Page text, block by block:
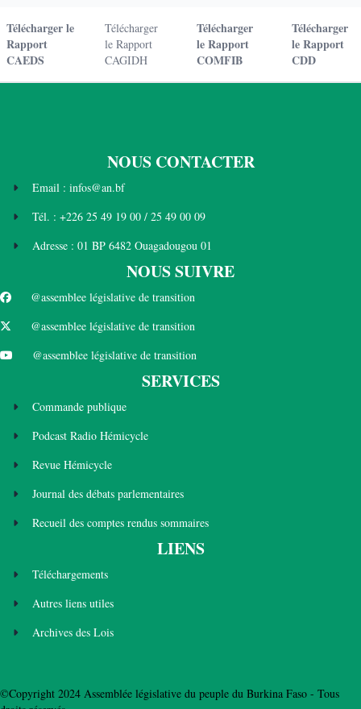
Télécharger le
Rapport
CAEDS
Télécharger
le Rapport
CAGIDH
Télécharger
le Rapport
COMFIB
Télécharger
le Rapport
CDD
NOUS CONTACTER
Email : infos@an.bf
Tél. : +226 25 49 19 00 / 25 49 00 09
Adresse : 01 BP 6482 Ouagadougou 01
NOUS SUIVRE
@assemblee législative de transition
@assemblee législative de transition
@assemblee législative de transition
SERVICES
Commande publique
Podcast Radio Hémicycle
Revue Hémicycle
Journal des débats parlementaires
Recueil des comptes rendus sommaires
LIENS
Téléchargements
Autres liens utiles
Archives des Lois
©Copyright 2024 Assemblée législative du peuple du Burkina Faso - Tous